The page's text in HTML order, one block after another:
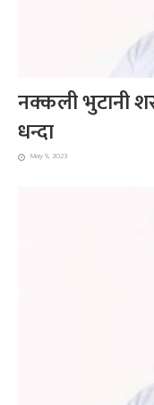
नक्कली भुटानी
धन्दा
May 9, 2023